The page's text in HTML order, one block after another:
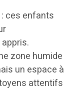
ces enfants
zone humide
un espace à
attentifs